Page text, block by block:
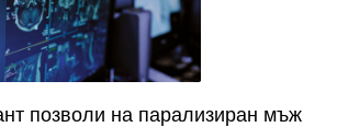
позволи на парализиран мъж